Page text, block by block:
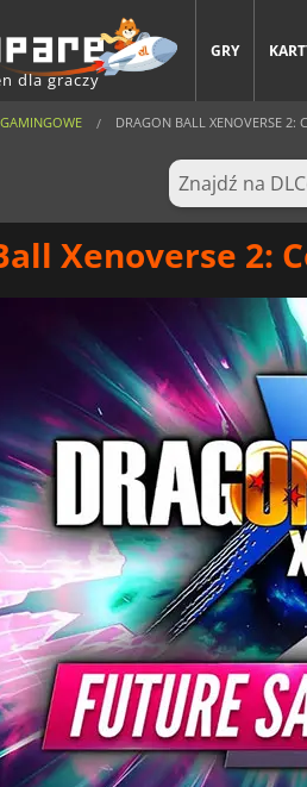
dla graczy
GRY
DRAGON BALL XENOVERSE 2:
Xenoverse 2: